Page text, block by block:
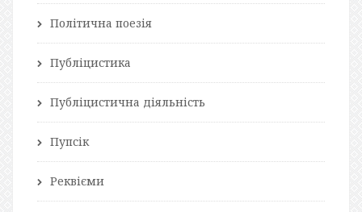
Політична поезія
Публіцистика
Публіцистична діяльність
Пупсік
Реквієми